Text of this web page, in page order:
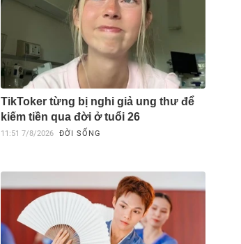
TikToker từng bị nghi giả ung thư để
kiếm tiền qua đời ở tuổi 26
11:51 7/8/2026 ĐỜI SỐNG